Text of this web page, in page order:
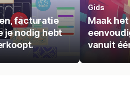
facturatie
je nodig hebt
Gids
Maak
vanuit